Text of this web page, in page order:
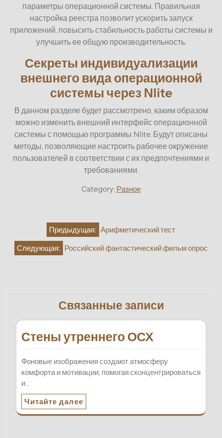
параметры операционной системы. Правильная
настройка реестра позволит ускорить запуск
приложений, повысить стабильность работы системы и
улучшить ее общую производительность.
Секреты индивидуализации
внешнего вида операционной
системы через Nlite
В данном разделе будет рассмотрено, каким образом
можно изменить внешний интерфейс операционной
системы с помощью программы Nlite. Будут описаны
методы, позволяющие настроить рабочее окружение
пользователей в соответствии с их предпочтениями и
требованиями.
Category: Разное
Навигация
по
записям
Предыдущая: Арифметический тест
Следующая: Российский фантастический фильм опрос
Связанные записи
Стены утреннего ОСХ
Фоновые изображения создают атмосферу
комфорта и мотивации, помогая сконцентрироваться
и…
Читайте далее